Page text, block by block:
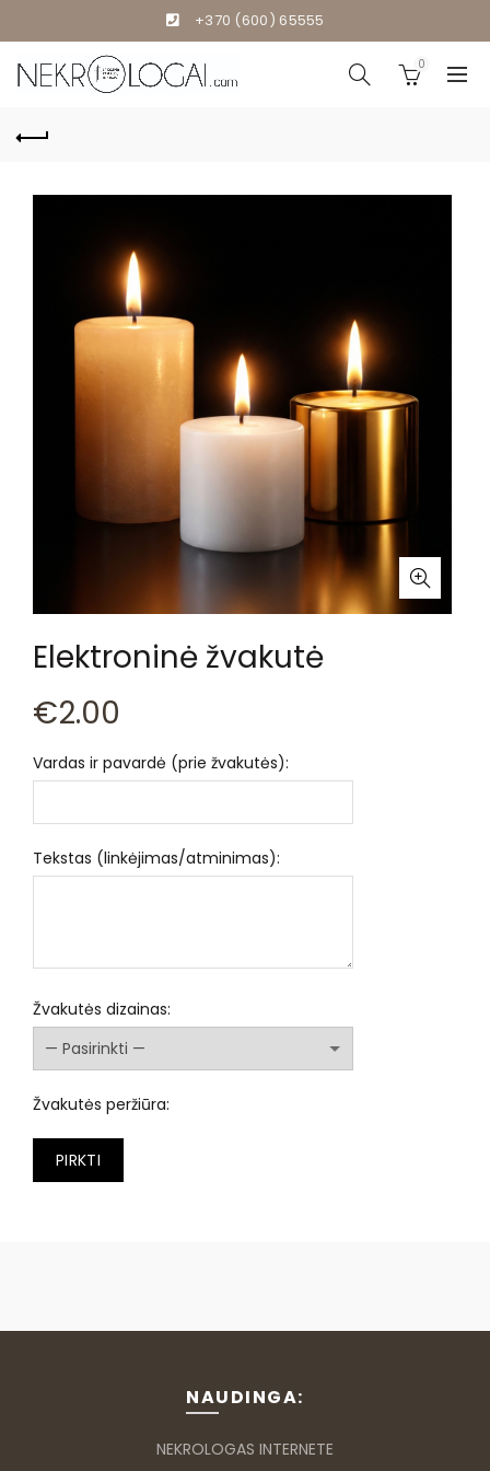
+370 (600) 65555
0
Elektroninė žvakutė
€2.00
Vardas ir pavardė (prie žvakutės):
Tekstas (linkėjimas/atminimas):
Žvakutės dizainas:
Žvakutės peržiūra:
PIRKTI
NAUDINGA:
NEKROLOGAS INTERNETE